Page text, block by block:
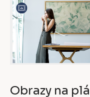
Obrazy na